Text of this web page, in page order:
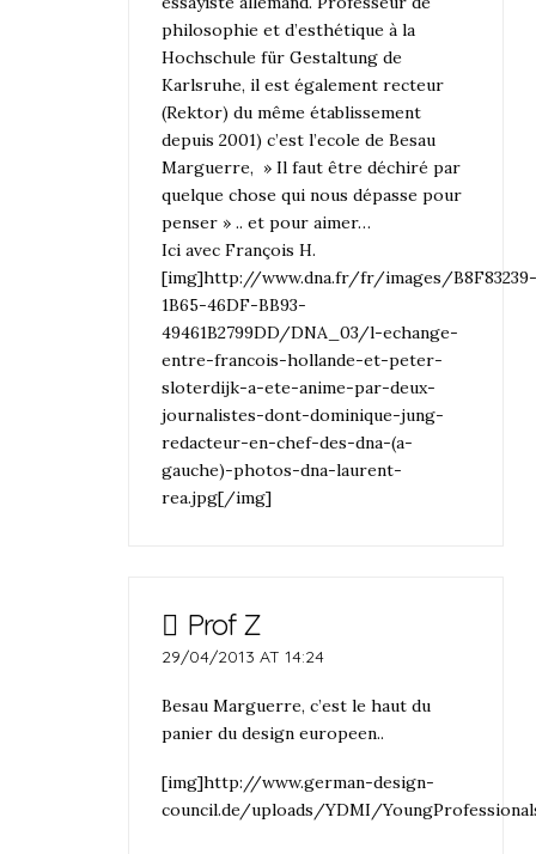
philosophie et d’esthétique à la
Hochschule für Gestaltung de
Karlsruhe, il est également recteur
(Rektor) du même établissement
depuis 2001) c’est l’ecole de Besau
Marguerre, » Il faut être déchiré par
quelque chose qui nous dépasse pour
penser » .. et pour aimer…
Ici avec François H.
[img]http://www.dna.fr/fr/images/
1B65-46DF-BB93-
49461B2799DD/DNA_03/l-echange-
entre-francois-hollande-et-peter-
sloterdijk-a-ete-anime-par-deux-
journalistes-dont-dominique-jung-
redacteur-en-chef-des-dna-(a-
gauche)-photos-dna-laurent-
rea.jpg[/img]
Prof Z
29/04/2013 AT 14:24
Besau Marguerre, c’est le haut du
panier du design europeen..
[img]http://www.german-design-
council.de/uploads/YDMI/